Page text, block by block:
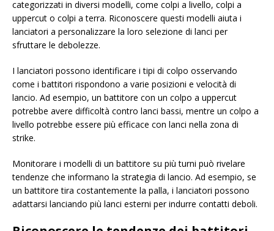
categorizzati in diversi modelli, come colpi a livello, colpi a
uppercut o colpi a terra. Riconoscere questi modelli aiuta i
lanciatori a personalizzare la loro selezione di lanci per
sfruttare le debolezze.
I lanciatori possono identificare i tipi di colpo osservando
come i battitori rispondono a varie posizioni e velocità di
lancio. Ad esempio, un battitore con un colpo a uppercut
potrebbe avere difficoltà contro lanci bassi, mentre un colpo a
livello potrebbe essere più efficace con lanci nella zona di
strike.
Monitorare i modelli di un battitore su più turni può rivelare
tendenze che informano la strategia di lancio. Ad esempio, se
un battitore tira costantemente la palla, i lanciatori possono
adattarsi lanciando più lanci esterni per indurre contatti deboli.